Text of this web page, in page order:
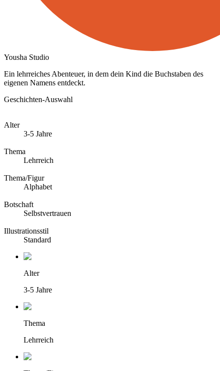
Yousha Studio
Ein lehrreiches Abenteuer, in dem dein Kind die Buchstaben des
eigenen Namens entdeckt.
Geschichten-Auswahl
Alter
3-5 Jahre
Thema
Lehrreich
Thema/Figur
Alphabet
Botschaft
Selbstvertrauen
Illustrationsstil
Standard
Alter
3-5 Jahre
Thema
Lehrreich